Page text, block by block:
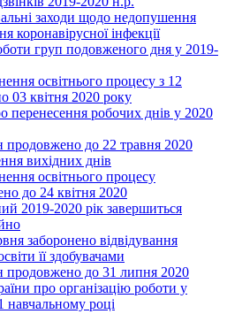
заходи щодо недопушення
коронавірусної інфекції
груп подовженого дня у 2019-
освітнього процесу з 12
03 квітня 2020 року
перенесення робочих днів у 2020
продовжено до 22 травня 2020
вихідних днів
освітнього процесу
до 24 квітня 2020
2019-2020 рік завершиться
заборонено відвідування
її здобувачами
продовжено до 31 липня 2020
про організацію роботи у
навчальному році